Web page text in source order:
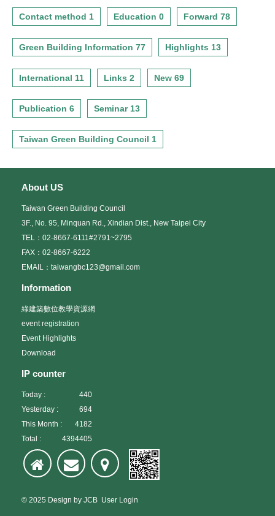
協辦機關：相關研究單位、團體及學校 本年度所辦理之生態城市綠
建築推廣講習會成績斐然，會後參與者之反應良好，建議應可持續
辦理2009『生態城市綠建築推廣講習會』，以建立我國綠建築與生
態社區之種子教師人材，擴大國內綠建築與生態社區之推行成效，
2009國際研討會整體架構與議程之確立：立即可行建議
主辦機關：內政部建築研究所
協辦機關：相關研究單位、團體及學校 建議持續舉辦研討會籌備學
術會議，並持續辦理國外學者聯絡與確立稿件及排定會議議程，並
主，進一步建立國際間於綠建築、生態社區、生態城市、永續環
境、生態汙水處理、生態廁所等相關議題之區域合作模式，有效整
新等議題。 建議三
主辦機關：內政部建築研究所
協辦機關：相關研究單位、團體及學校 徵求更多國際間專家、學者
寶貴的知識及經驗，建議未來可加強國際徵稿，並爭取跨年度計
畫，以利國外徵稿時間需求，持續經營與國際主要永續建築專家之
力，落實在地行動、國際接軌之策略。
。
■亦可利用台灣建築中心網站（http://www.cabc.org.tw/）右側【研
■若您為首次參加本中心活動，敬請先登錄會員資料，再回到報名
■免費。
都市微氣候的評估對於社區、建築及都市規劃日益重要。目前，許
陸為例，深圳已規定一定規模的小區開發，需進行計算流體力學
(CFD)之評估，而在日本，2005在CASBEE系統下，亦新增
(CASBEE for Heat Island
Relaxation)一項評估工具，用來評估建築物對熱島效益減緩的效
排熱五項的評估，可見其重要性。因此，舉辦兩岸三地都市微氣候
評估研討會，辦理南北各一場之研討會，並邀請大陸華南理工大學
內產官學界對於建築與都市氣候的重視。並有助於未來進行量化之
研究，並提出具體減緩熱島氣候之建築設計對策。
報名系統網址為http://www.cabc.org.tw/
七、聯絡電話：
北部場--日期：2006年8月23日(星期三) 中國科技大學國際會議廳
(台北市文山區興隆路三段56號)
南部場--日期：2006年8月25日(星期五) 高雄市美術館會議廳 (高
雄市鼓山區美術館路80號)
台灣綠建築發展協會依據2004年辦理國際論壇及2005年國際接軌
際交流機制，此工作有必要再持續充實為常態性交流平台功能。期
望經由台灣綠建築發展協會加入WGBC成為正式會員，以加強國際
間之聯繫，參與國際論壇，推展知識、技術之交流，開拓產業服
務，建立台灣成為環亞熱帶圈環境教育基地之全球分工角色。
重點以環亞熱帶綠建築產業及相關技術交流與經驗分享為主，預計
商等共襄盛舉、參與研討。其綠建築國際研討會計畫辦理內容如
指導單位：行政院經濟建設委員會、內政部
主辦單位：內政部建築研究所
執行單位：台灣綠建築發展協會、國立成功大學、中國科技大學、
財團法人中華建築中心、台北市玻璃商業同業公會
全國聯合會、高雄建築師公會、 中華民國室內設計裝修公會全國聯
研討會議題：環亞熱帶綠建築節能技術、建築室內環境評估、綠空
調主機節能改善計畫、舊有建築外殼節能改善計畫、環亞熱帶綠建
築評估制度
國內專家：政府、學術、產業
北部場次
日期：2006年8月23日（星期三） 地點：中國科技大學國際會議
南部場次
Contact method 1 Education 0 Forward 78
Green Building Information 77 Highlights 13
International 11 Links 2 New 69
Publication 6 Seminar 13
Taiwan Green Building Council 1
About US
Taiwan Green Building Council
3F., No. 95, Minquan Rd., Xindian Dist., New Taipei City
TEL：02-8667-6111#2791~2795
FAX：02-8667-6222
EMAIL：taiwangbc123@gmail.com
Information
綠建築數位教學資源網
event registration
Event Highlights
Download
IP counter
Today :
440
Yesterday :
694
This Month :
4182
Total :
4394405
© 2025 Design by JCB User Login